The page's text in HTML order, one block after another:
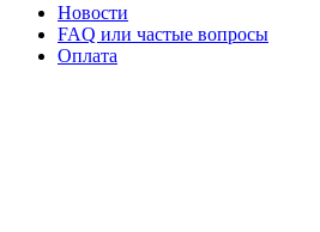
Новости
FAQ или частые вопросы
Оплата